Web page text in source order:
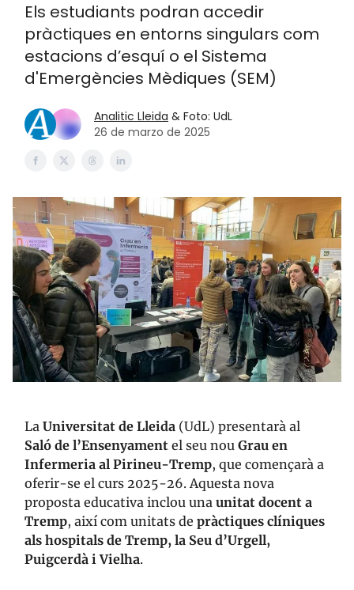
Els estudiants podran accedir
pràctiques en entorns singulars com
estacions d’esquí o el Sistema
d'Emergències Mèdiques (SEM)
Analitic Lleida & Foto: UdL
26 de marzo de 2025
La Universitat de Lleida (UdL) presentarà al
Saló de l’Ensenyament el seu nou Grau en
Infermeria al Pirineu-Tremp, que començarà a
oferir-se el curs 2025-26. Aquesta nova
proposta educativa inclou una unitat docent a
Tremp, així com unitats de pràctiques clíniques
als hospitals de Tremp, la Seu d’Urgell,
Puigcerdà i Vielha.